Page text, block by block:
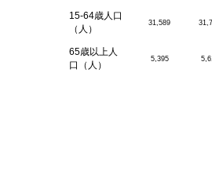
15-64歳人口
（人）
31,589
65歳以上人
口（人）
5,395